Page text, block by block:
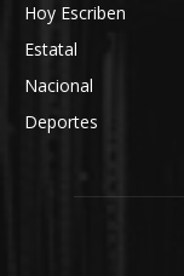
Hoy Escriben
Estatal
Nacional
Deportes